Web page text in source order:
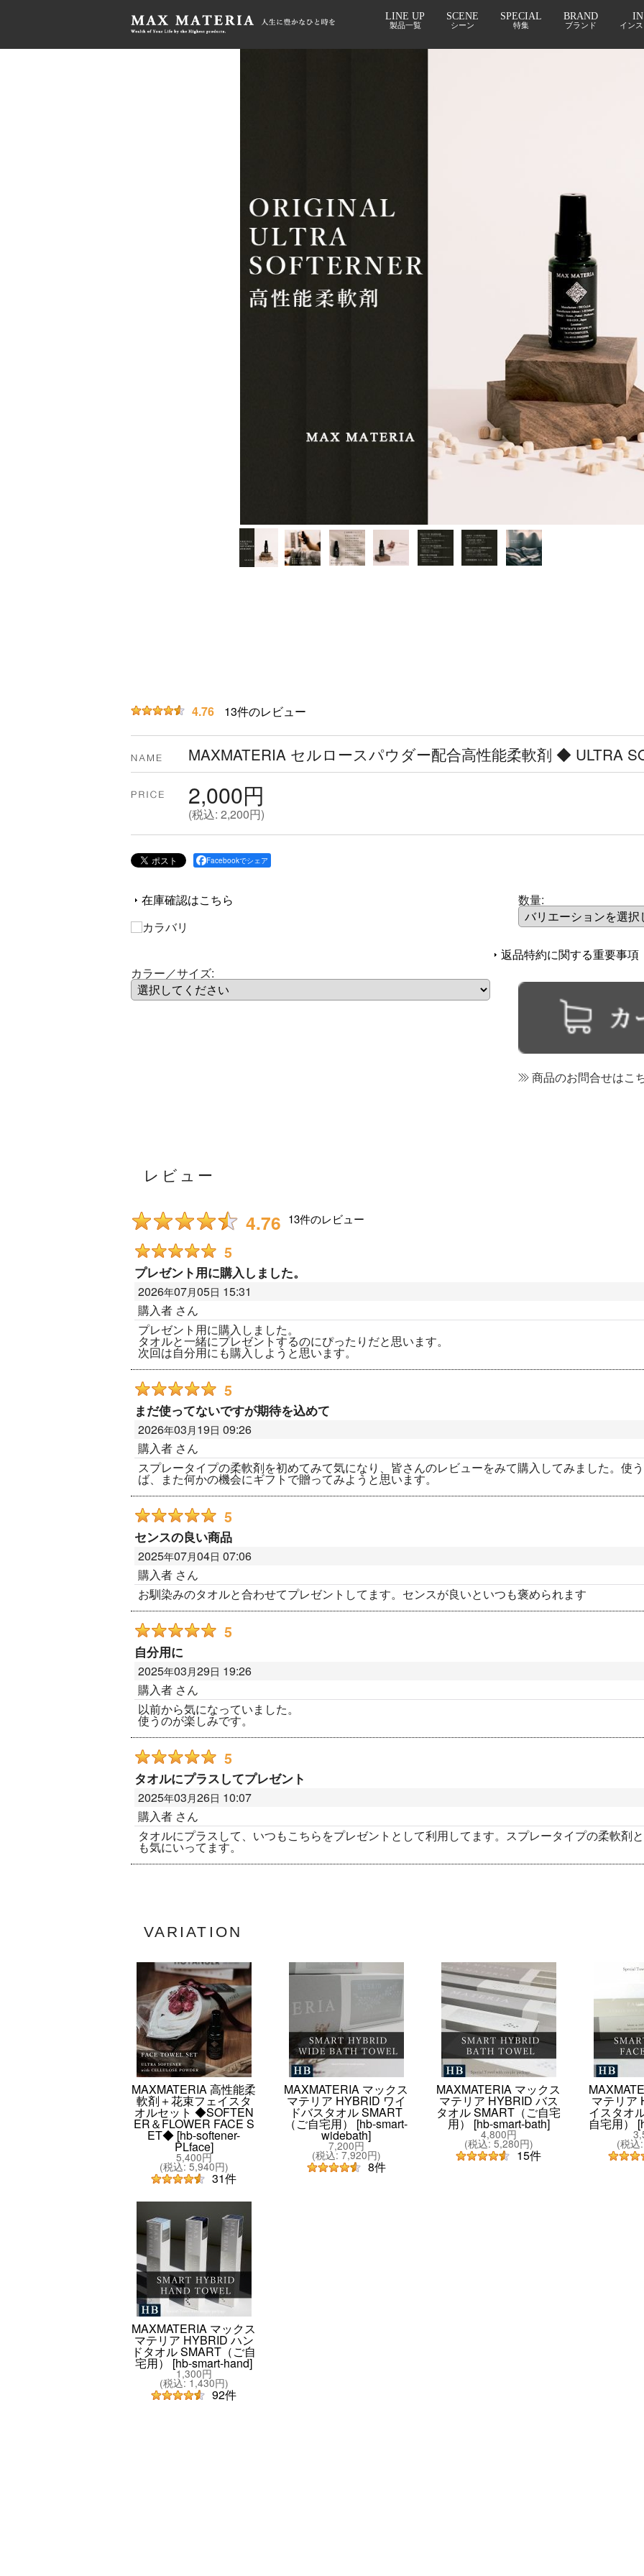
LINE UP
製品一覧
SCENE
シーン
SPECIAL
特集
BRAND
ブランド イン
4.76 13件のレビュー
MAXMATERIA セルロースパウダー配合高性能柔軟剤 ◆ ULTRA
2,000円
(税込: 2,200円)
Facebookでシェア
在庫確認はこちら
カラー／サイズ:
数量:
返品特約に関する重要事項
商品のお問合せはこ
レビュー
4.76 13件のレビュー
5
プレゼント用に購入しました。
2026年07月05日 15:31
購入者 さん
プレゼント用に購入しました。
タオルと一緒にプレゼントするのにぴったりだと思います。
次回は自分用にも購入しようと思います。
5
まだ使ってないですが期待を込めて
2026年03月 19日 09:26
購入者 さん
スプレータイプの柔軟剤を初めてみて気になり、皆さんのレビューをみて購入してみました。使
ば、また何かの機会にギフトで贈ってみようと思います。
5
センスの良い商品
2025年07月04日 07:06
購入者 さん
お馴染みのタオルと合わせてプレゼントしてます。センスが良いといつも褒められます
5
自分用に
2025年03月29日 19:26
購入者 さん
以前から気になっていました。
使うのが楽しみです。
5
タオルにプラスしてプレゼント
2025年03月26日 10:07
購入者 さん
タオルにプラスして、いつもこちらをプレゼントとして利用してます。スプレータイプの柔軟剤
も気にいってます。
VARIATION
MAXMATERIA 高性能柔
軟剤＋花束フェイスタ
オルセット ◆SOFTEN
ER＆FLOWER FACE S
ET◆ [hb-softener-
PLface]
5,400円
(税込: 5,940円)
31件
MAXMATERIA マックス
マテリア HYBRID ワイ
ドバスタオル SMART
（ご自宅用） [hb-smart-
widebath]
7,200円
(税込: 7,920円)
8件
MAXMATERIA マックス
マテリア HYBRID バス
タオル SMART（ご自宅
用） [hb-smart-bath]
4,800円
(税込: 5,280円)
15件
マテリア
イスタオ
自宅用） [
(税込:
MAXMATERIA マックス
マテリア HYBRID ハン
ドタオル SMART（ご自
宅用） [hb-smart-hand]
1,300円
(税込: 1,430円)
92件